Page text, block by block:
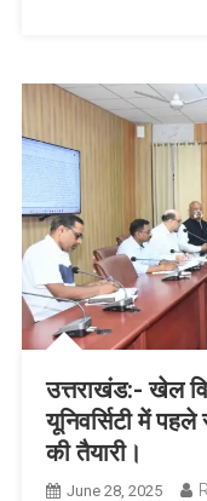
उत्तराखंड:- खेल
यूनिवर्सिटी में
की तैयारी।
June 28, 2025